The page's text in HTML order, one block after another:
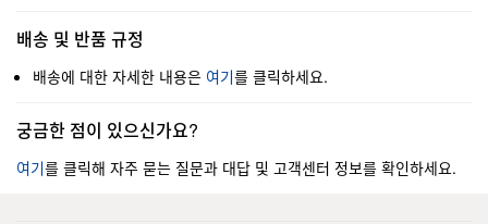
배송 및 반품 규정
배송에 대한 자세한 내용은 여기를 클릭하세요.
궁금한 점이 있으신가요?
여기를 클릭해 자주 묻는 질문과 대답 및 고객센터 정보를 확인하세요.